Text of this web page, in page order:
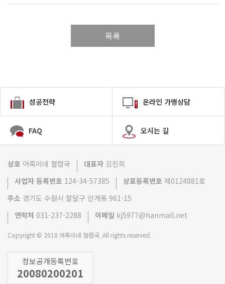
목록
성공전략 온라인 가맹상담
FAQ 오시는 길
상호 어죽이네 쳘렵국 대표자 김진희
사업자 등록번호 124-34-57385 상표등록번호 제0124881호
주소 경기도 수원시 팔달구 인계동 961-15
연락처 031-237-2288 이메일 kj5977@hanmail.net
Copyright © 2018 어죽이네 철렵국. All rights reserved.
정보공개등록번호
20080200201